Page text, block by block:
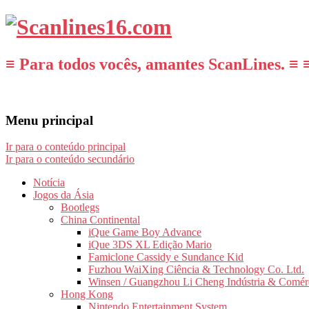
≡ Para todos vocês, amantes ScanLines. ≡
Menu principal
Ir para o conteúdo principal
Ir para o conteúdo secundário
Notícia
Jogos da Ásia
Bootlegs
China Continental
iQue Game Boy Advance
iQue 3DS XL Edição Mario
Famiclone Cassidy e Sundance Kid
Fuzhou WaiXing Ciência & Technology Co. Ltd.
Winsen / Guangzhou Li Cheng Indústria &
Hong Kong